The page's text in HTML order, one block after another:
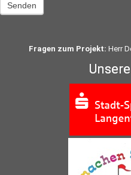
Senden
Fragen zum Projekt: Herr